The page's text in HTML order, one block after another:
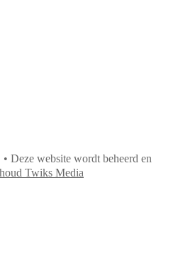
• Deze website wordt beheerd en